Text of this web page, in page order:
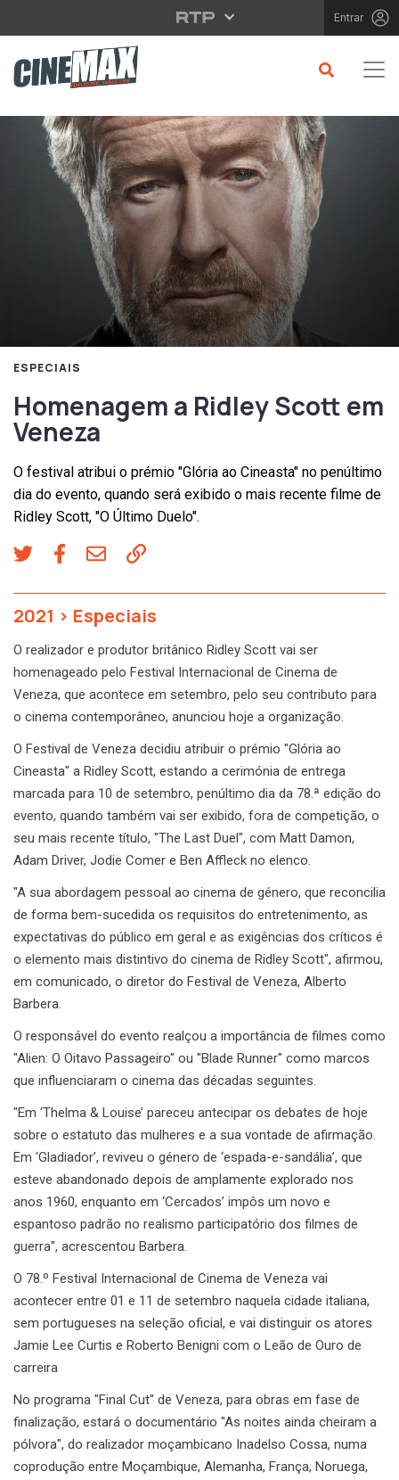
Saltar para o conteúdo principal Entrar
ESPECIAIS
Homenagem a Ridley Scott em
Veneza
O festival atribui o prémio "Glória ao Cineasta" no penúltimo
dia do evento, quando será exibido o mais recente filme de
Ridley Scott, "O Último Duelo".
2021 > Especiais
O realizador e produtor britânico Ridley Scott vai ser
homenageado pelo Festival Internacional de Cinema de
Veneza, que acontece em setembro, pelo seu contributo para
o cinema contemporâneo, anunciou hoje a organização.
O Festival de Veneza decidiu atribuir o prémio "Glória ao
Cineasta" a Ridley Scott, estando a cerimónia de entrega
marcada para 10 de setembro, penúltimo dia da 78.ª edição do
evento, quando também vai ser exibido, fora de competição, o
seu mais recente título, "The Last Duel", com Matt Damon,
Adam Driver, Jodie Comer e Ben Affleck no elenco.
"A sua abordagem pessoal ao cinema de género, que reconcilia
de forma bem-sucedida os requisitos do entretenimento, as
expectativas do público em geral e as exigências dos críticos é
o elemento mais distintivo do cinema de Ridley Scott", afirmou,
em comunicado, o diretor do Festival de Veneza, Alberto
Barbera.
O responsável do evento realçou a importância de filmes como
"Alien: O Oitavo Passageiro" ou "Blade Runner" como marcos
que influenciaram o cinema das décadas seguintes.
"Em ‘Thelma & Louise’ pareceu antecipar os debates de hoje
sobre o estatuto das mulheres e a sua vontade de afirmação.
Em ‘Gladiador’, reviveu o género de ‘espada-e-sandália’, que
esteve abandonado depois de amplamente explorado nos
anos 1960, enquanto em ‘Cercados’ impôs um novo e
espantoso padrão no realismo participatório dos filmes de
guerra", acrescentou Barbera.
O 78.º Festival Internacional de Cinema de Veneza vai
acontecer entre 01 e 11 de setembro naquela cidade italiana,
sem portugueses na seleção oficial, e vai distinguir os atores
Jamie Lee Curtis e Roberto Benigni com o Leão de Ouro de
carreira
No programa "Final Cut" de Veneza, para obras em fase de
finalização, estará o documentário "As noites ainda cheiram a
pólvora", do realizador moçambicano Inadelso Cossa, numa
coprodução entre Moçambique, Alemanha, França, Noruega,